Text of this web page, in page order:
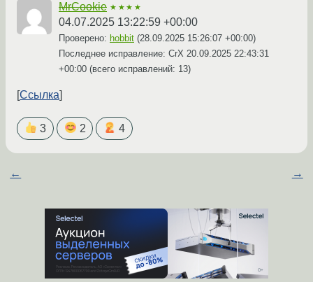
MrCookie ★★★★
04.07.2025 13:22:59 +00:00
Проверено: hobbit (28.09.2025 15:26:07 +00:00)
Последнее исправление: CrX 20.09.2025 22:43:31
+00:00 (всего исправлений: 13)
Ссылка
3 2 4
← →